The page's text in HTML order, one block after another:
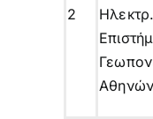
2
Αθηνών